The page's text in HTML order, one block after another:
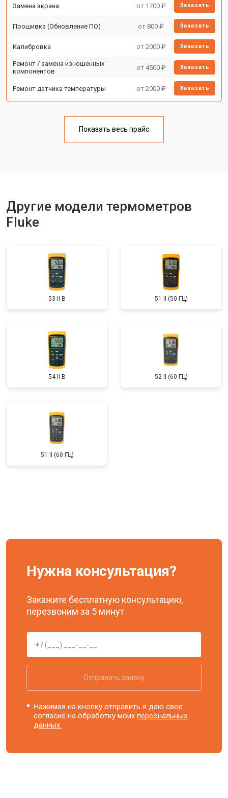
Замена экрана от 1700 ₽ Заказать
Прошивка (Обновление ПО) от 800 ₽ Заказать
Калибровка от 2000 ₽ Заказать
Ремонт / замена изношенных
компонентов
от 4500 ₽ Заказать
Ремонт датчика температуры от 2000 ₽ Заказать
Показать весь прайс
Другие модели термометров
Fluke
53 II B 51 II (50 ГЦ)
54 II B 52 II (60 ГЦ)
51 II (60 ГЦ)
Нужна консультация?
Закажите бесплатную консультацию,
перезвоним за 5 минут
Отправить заявку
Нажимая на кнопку отправить я даю свое
согласие на обработку моихперсональных
данных.